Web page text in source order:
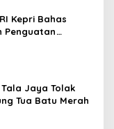
Kepri Bahas
Penguatan
Tala Jaya Tolak
Tua Batu Merah